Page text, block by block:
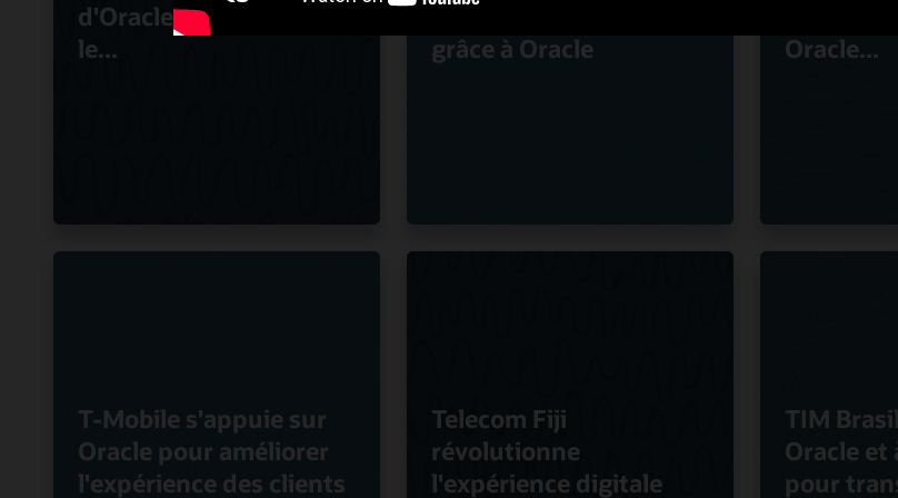
d'Oracle pour accélérer
le...
grâce à Oracle
Oracle...
T-Mobile s'appuie sur
Oracle pour améliorer
l'expérience des clients
Telecom Fiji
révolutionne
l'expérience digitale
TIM
Oracle
pour